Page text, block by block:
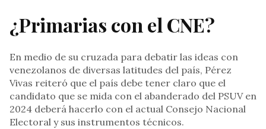
¿Primarias con el CNE?
En medio de su cruzada para debatir las ideas con
venezolanos de diversas latitudes del país, Pérez
Vivas reiteró que el país debe tener claro que el
candidato que se mida con el abanderado del PSUV en
2024 deberá hacerlo con el actual Consejo Nacional
Electoral y sus instrumentos técnicos.